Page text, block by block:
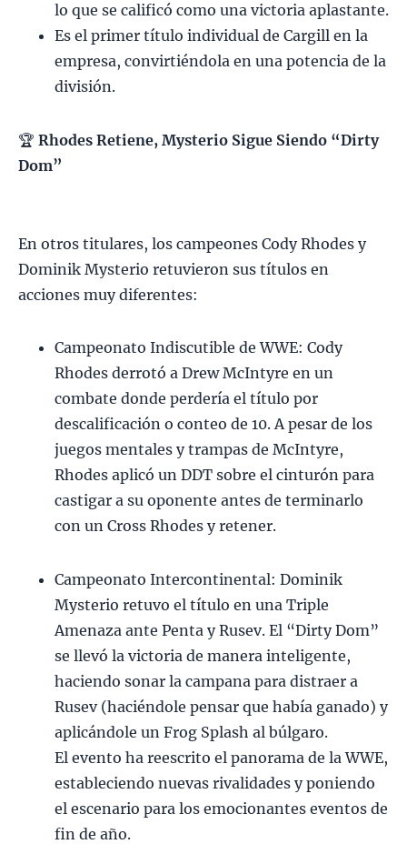
lo que se calificó como una victoria aplastante.
Es el primer título individual de Cargill en la
empresa, convirtiéndola en una potencia de la
división.
🏆 Rhodes Retiene, Mysterio Sigue Siendo “Dirty
Dom”
En otros titulares, los campeones Cody Rhodes y
Dominik Mysterio retuvieron sus títulos en
acciones muy diferentes:
Campeonato Indiscutible de WWE: Cody
Rhodes derrotó a Drew McIntyre en un
combate donde perdería el título por
descalificación o conteo de 10. A pesar de los
juegos mentales y trampas de McIntyre,
Rhodes aplicó un DDT sobre el cinturón para
castigar a su oponente antes de terminarlo
con un Cross Rhodes y retener.
Campeonato Intercontinental: Dominik
Mysterio retuvo el título en una Triple
Amenaza ante Penta y Rusev. El “Dirty Dom”
se llevó la victoria de manera inteligente,
haciendo sonar la campana para distraer a
Rusev (haciéndole pensar que había ganado) y
aplicándole un Frog Splash al búlgaro.
El evento ha reescrito el panorama de la WWE,
estableciendo nuevas rivalidades y poniendo
el escenario para los emocionantes eventos de
fin de año.